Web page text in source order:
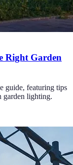
Right Garden
guide, featuring tips
garden lighting.